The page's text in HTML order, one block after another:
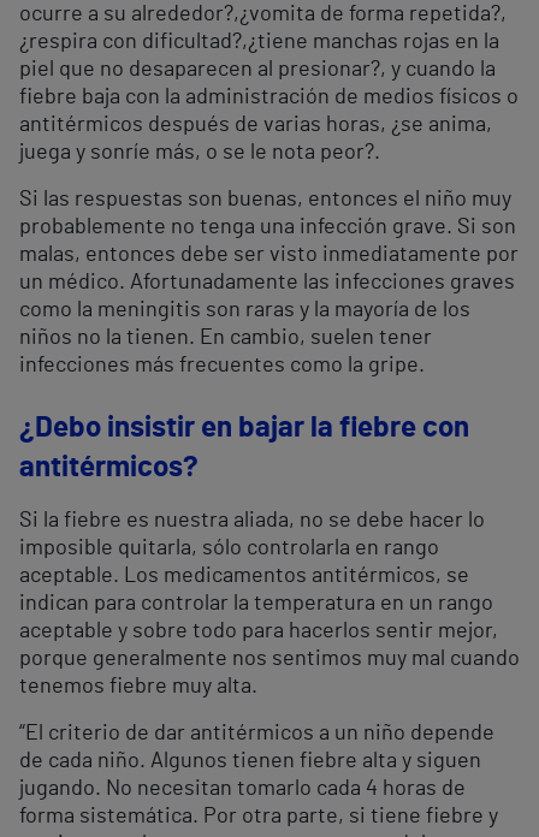
ocurre a su alrededor?,¿vomita de forma repetida?,
¿respira con dificultad?,¿tiene manchas rojas en la
piel que no desaparecen al presionar?, y cuando la
fiebre baja con la administración de medios físicos o
antitérmicos después de varias horas, ¿se anima,
juega y sonríe más, o se le nota peor?.
Si las respuestas son buenas, entonces el niño muy
probablemente no tenga una infección grave. Si son
malas, entonces debe ser visto inmediatamente por
un médico. Afortunadamente las infecciones graves
como la meningitis son raras y la mayoría de los
niños no la tienen. En cambio, suelen tener
infecciones más frecuentes como la gripe.
¿Debo insistir en bajar la fiebre con
antitérmicos?
Si la fiebre es nuestra aliada, no se debe hacer lo
imposible quitarla, sólo controlarla en rango
aceptable. Los medicamentos antitérmicos, se
indican para controlar la temperatura en un rango
aceptable y sobre todo para hacerlos sentir mejor,
porque generalmente nos sentimos muy mal cuando
tenemos fiebre muy alta.
“El criterio de dar antitérmicos a un niño depende
de cada niño. Algunos tienen fiebre alta y siguen
jugando. No necesitan tomarlo cada 4 horas de
forma sistemática. Por otra parte, si tiene fiebre y